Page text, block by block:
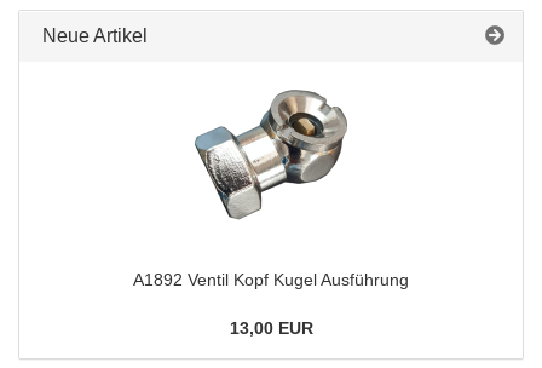
Neue Artikel
A1892 Ventil Kopf Kugel Ausführung
13,00 EUR